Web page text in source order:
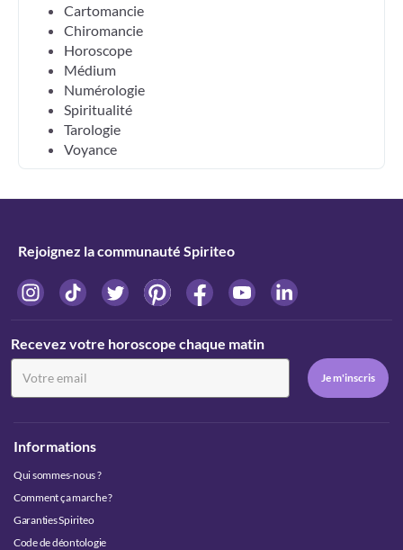
Cartomancie
Chiromancie
Horoscope
Médium
Numérologie
Spiritualité
Tarologie
Voyance
Rejoignez la communauté Spiriteo
Recevez votre horoscope chaque matin
Informations
Qui sommes-nous ?
Comment ça marche ?
Garanties Spiriteo
Code de déontologie